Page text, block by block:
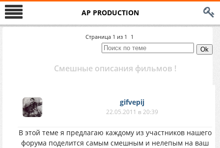
AP PRODUCTION
Страница 1 из 1 1
Смешные описания фильмов !
gifvepij
22.05.2011 в 20:39
В этой теме я предлагаю каждому из участников нашего
форума поделится самым смешным и нелепым на ваш